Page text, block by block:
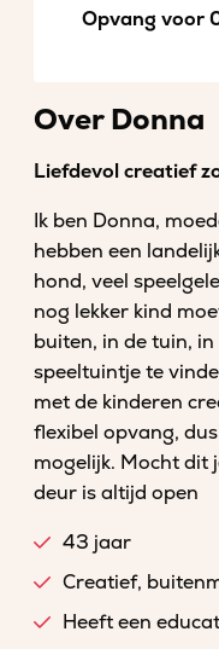
Opvang voor
Over Donna
Liefdevol creatief
Ik ben Donna,
hebben een
hond, veel
nog lekker kind
buiten, in de tuin,
speeltuintje te
met de kinderen
flexibel opvang,
mogelijk. Mocht dit
deur is altijd open
43 jaar
Creatief,
Heeft een